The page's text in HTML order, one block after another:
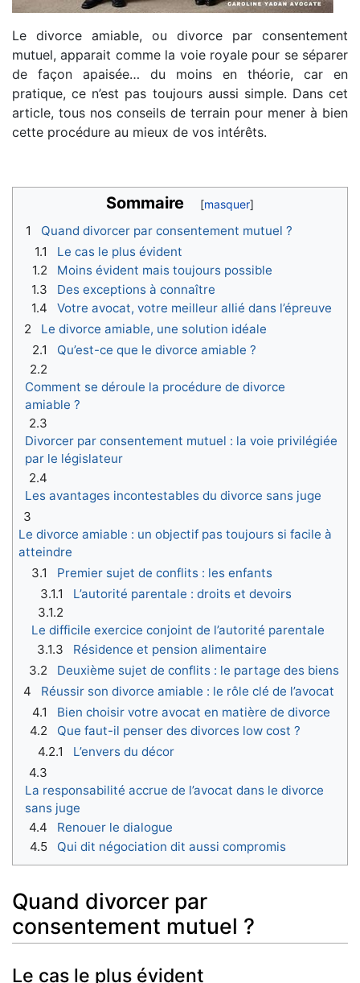
Le divorce amiable, ou divorce par consentement
mutuel, apparait comme la voie royale pour se séparer
de façon apaisée… du moins en théorie, car en
pratique, ce n’est pas toujours aussi simple. Dans cet
article, tous nos conseils de terrain pour mener à bien
cette procédure au mieux de vos intérêts.
Sommaire
1
Quand divorcer par consentement mutuel ?
1.1
Le cas le plus évident
1.2
Moins évident mais toujours possible
1.3
Des exceptions à connaître
1.4
Votre avocat, votre meilleur allié dans l’épreuve
2
Le divorce amiable, une solution idéale
2.1
Qu’est-ce que le divorce amiable ?
2.2
Comment se déroule la procédure de divorce
amiable ?
2.3
Divorcer par consentement mutuel : la voie privilégiée
par le législateur
2.4
Les avantages incontestables du divorce sans juge
3
Le divorce amiable : un objectif pas toujours si facile à
atteindre
3.1
Premier sujet de conflits : les enfants
3.1.1
L’autorité parentale : droits et devoirs
3.1.2
Le difficile exercice conjoint de l’autorité parentale
3.1.3
Résidence et pension alimentaire
3.2
Deuxième sujet de conflits : le partage des biens
4
Réussir son divorce amiable : le rôle clé de l’avocat
4.1
Bien choisir votre avocat en matière de divorce
4.2
Que faut-il penser des divorces low cost ?
4.2.1
L’envers du décor
4.3
La responsabilité accrue de l’avocat dans le divorce
sans juge
4.4
Renouer le dialogue
4.5
Qui dit négociation dit aussi compromis
Quand divorcer par
consentement mutuel ?
Le cas le plus évident